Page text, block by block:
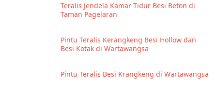
Teralis Jendela Kamar Tidur Besi Beton di
Taman Pagelaran
Pintu Teralis Kerangkeng Besi Hollow dan
Besi Kotak di Wartawangsa
Pintu Teralis Besi Krangkeng di Wartawangsa